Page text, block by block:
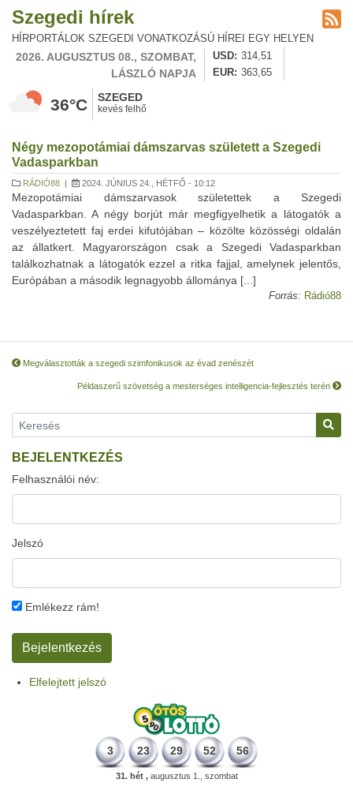
Szegedi hírek
HÍRPORTÁLOK SZEGEDI VONATKOZÁSÚ HÍREI EGY HELYEN
2026. AUGUSZTUS 08., SZOMBAT,
LÁSZLÓ NAPJA
USD
314,51
EUR
363,65
36°C SZEGED
kevés felhő
Négy mezopotámiai dámszarvas született a Szegedi
Vadasparkban
RÁDIÓ88 | 2024. JÚNIUS 24., HÉTFŐ - 10:12
Mezopotámiai dámszarvasok születettek a Szegedi
Vadasparkban. A négy borjút már megfigyelhetik a látogatók a
veszélyeztetett faj erdei kifutójában – közölte közösségi oldalán
az állatkert. Magyarországon csak a Szegedi Vadasparkban
találkozhatnak a látogatók ezzel a ritka fajjal, amelynek jelentős,
Európában a második legnagyobb állománya [...]
Forrás: Rádió88
Megválasztották a szegedi szimfonikusok az évad zenészét
Példaszerű szövetség a mesterséges intelligencia-fejlesztés terén
BEJELENTKEZÉS
Felhasználói név:
Jelszó
Emlékezz rám!
Elfelejtett jelszó
3 23 29 52 56
31. hét ,augusztus 1., szombat